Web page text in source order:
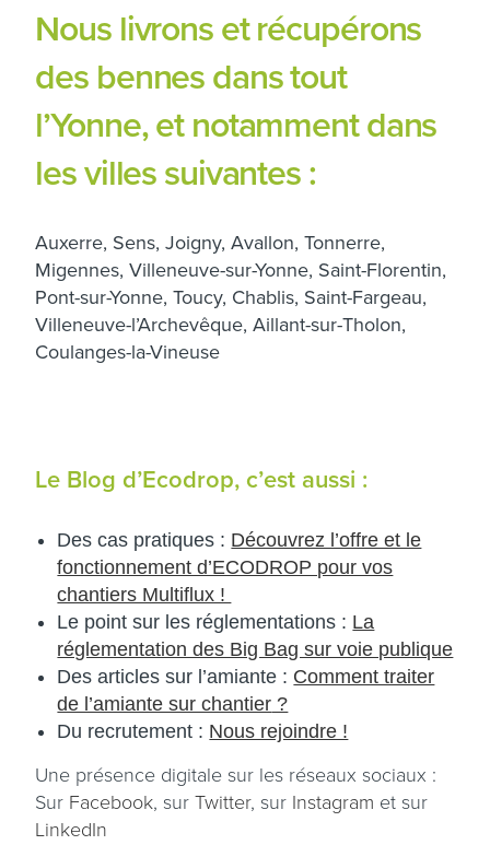
Nous livrons et récupérons
des bennes dans tout
l’Yonne, et notamment dans
les villes suivantes :
Auxerre, Sens, Joigny, Avallon, Tonnerre,
Migennes, Villeneuve-sur-Yonne, Saint-Florentin,
Pont-sur-Yonne, Toucy, Chablis, Saint-Fargeau,
Villeneuve-l’Archevêque, Aillant-sur-Tholon,
Coulanges-la-Vineuse
Le Blog d’Ecodrop, c’est aussi :
Des cas pratiques : Découvrez l’offre et le
fonctionnement d’ECODROP pour vos
chantiers Multiflux !
Le point sur les réglementations : La
réglementation des Big Bag sur voie publique
Des articles sur l’amiante : Comment traiter
de l’amiante sur chantier ?
Du recrutement : Nous rejoindre !
Une présence digitale sur les réseaux sociaux :
Sur Facebook, surTwitter, sur Instagram et sur
LinkedIn